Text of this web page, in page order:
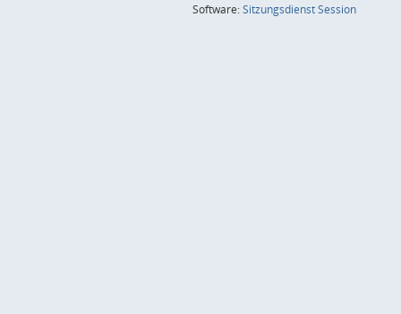
Software:SitzungsdienstSession(Wird in